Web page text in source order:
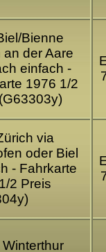
Bienne
an der Aare
einfach -
1976 1/2
via
oder Biel
- Fahrkarte
2 Preis